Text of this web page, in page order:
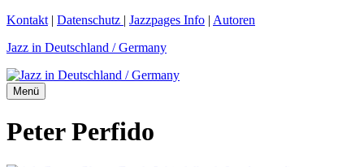
Zum
springen
Kontakt | Datenschutz | Jazzpages Info | Autoren
Jazz in Deutschland / Germany
Menü
Peter Perfido